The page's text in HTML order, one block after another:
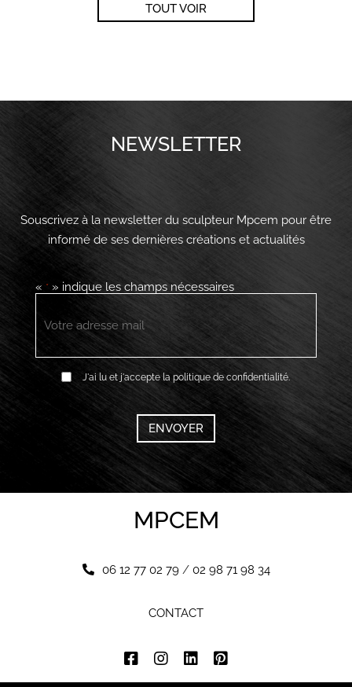
TOUT VOIR
NEWSLETTER
Souscrivez à la newsletter du sculpteur Mpcem pour être
informé de ses dernières créations et actualités
« *» indique les champs nécessaires
E-
RGPD J'ai lu et j'accepte la politique de confidentialité.
CAPTCHA
MPCEM
06 12 77 02 79/ 02 98 71 98 34
CONTACT